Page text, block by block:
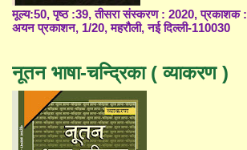
मूल्य:50, पृष्ठ :39, तीसरा संस्करण : 2020, प्रकाशक :
अयन प्रकाशन, 1/20, महरौली, नई दिल्ली-110030
नूतन भाषा-चन्द्रिका ( व्याकरण )